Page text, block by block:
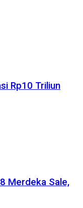
Rp10 Triliun
Merdeka Sale,